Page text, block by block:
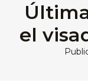
el